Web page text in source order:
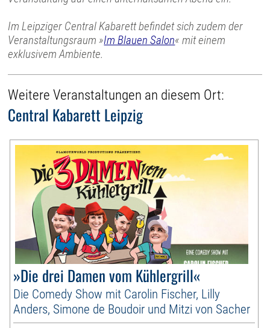
Im Leipziger Central Kabarett befindet sich zudem der
Veranstaltungsraum »Im Blauen Salon« mit einem
exklusivem Ambiente.
Weitere Veranstaltungen an diesem Ort:
Central Kabarett Leipzig
»Die drei Damen vom Kühlergrill«
Die Comedy Show mit Carolin Fischer, Lilly
Anders, Simone de Boudoir und Mitzi von Sacher